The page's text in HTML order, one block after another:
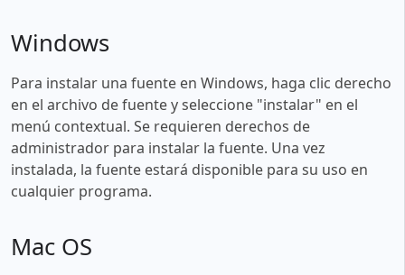
Windows
Para instalar una fuente en Windows, haga clic derecho
en el archivo de fuente y seleccione "instalar" en el
menú contextual. Se requieren derechos de
administrador para instalar la fuente. Una vez
instalada, la fuente estará disponible para su uso en
cualquier programa.
Mac OS